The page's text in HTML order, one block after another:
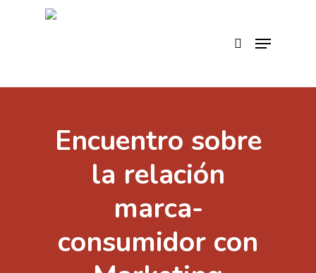
Menu
Encuentro sobre
la relación
marca-
consumidor con